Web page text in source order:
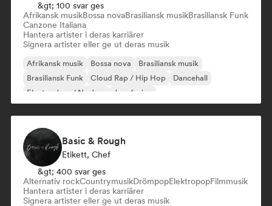
&gt; 100 svar ges
Afrikansk musikBossa novaBrasiliansk musikBrasiliansk Funk
Canzone Italiana
Hantera artister i deras karriärer
Signera artister eller ge ut deras musik
Afrikansk musik Bossa nova
Brasiliansk musik
Brasiliansk Funk
Cloud Rap / Hip Hop
Dancehall
Electro Jazz / Nu Jazz
Jazz fusion
Basic & Rough
Etikett, Chef
&gt; 400 svar ges
Alternativ rockCountrymusikDrömpopElektropopFilmmusik
Hantera artister i deras karriärer
Signera artister eller ge ut deras musik